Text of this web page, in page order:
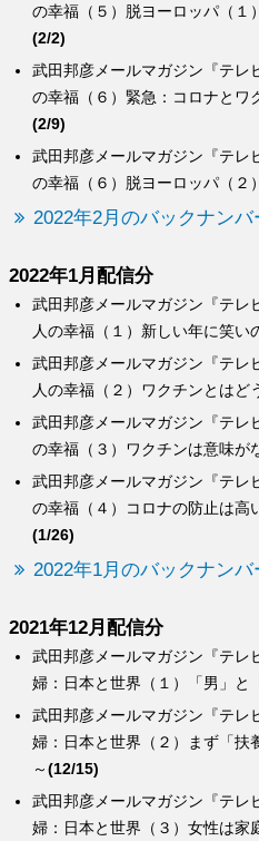
武田邦彦メールマガジン『テレ
の幸福（６）脱ヨーロッパ（２
武田邦彦メールマガジン『テレ
の幸福（６）緊急：コロナとワ
(2/9)
の幸福（５）脱ヨーロッパ（１
(2/2)
2022年2月のバックナンバ
2022年1月配信分
武田邦彦メールマガジン『テレ
の幸福（４）コロナの防止は高
(1/26)
武田邦彦メールマガジン『テレ
の幸福（３）ワクチンは意味が
武田邦彦メールマガジン『テレ
人の幸福（２）ワクチンとはど
武田邦彦メールマガジン『テレ
人の幸福（１）新しい年に笑い
2022年1月のバックナンバ
2021年12月配信分
武田邦彦メールマガジン『テレ
婦：日本と世界（３）女性は家
武田邦彦メールマガジン『テレ
婦：日本と世界（２）まず「扶
～(12/15)
武田邦彦メールマガジン『テレ
婦：日本と世界（１）「男」と